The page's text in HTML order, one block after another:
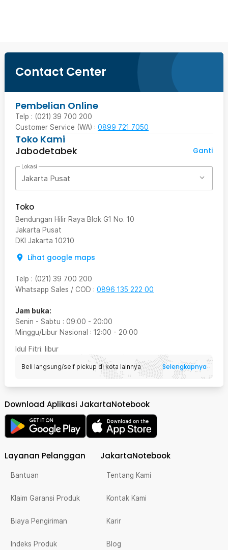
Contact Center
Pembelian Online
Telp : (021) 39 700 200
Customer Service (WA) : 0899 721 7050
Toko Kami
Jabodetabek
Ganti
Lokasi
Jakarta Pusat
Toko
Bendungan Hilir Raya Blok G1 No. 10
Jakarta Pusat
DKI Jakarta 10210
Lihat google maps
Telp : (021) 39 700 200
Whatsapp Sales / COD : 0896 135 222 00
Jam buka:
Senin - Sabtu : 09:00 - 20:00
Minggu/Libur Nasional : 12:00 - 20:00
Idul Fitri: libur
Beli langsung/self pickup di kota lainnya Selengkapnya
Download Aplikasi JakartaNotebook
Layanan Pelanggan
Bantuan
Klaim Garansi Produk
Biaya Pengiriman
Indeks Produk
JakartaNotebook
Tentang Kami
Kontak Kami
Karir
Blog